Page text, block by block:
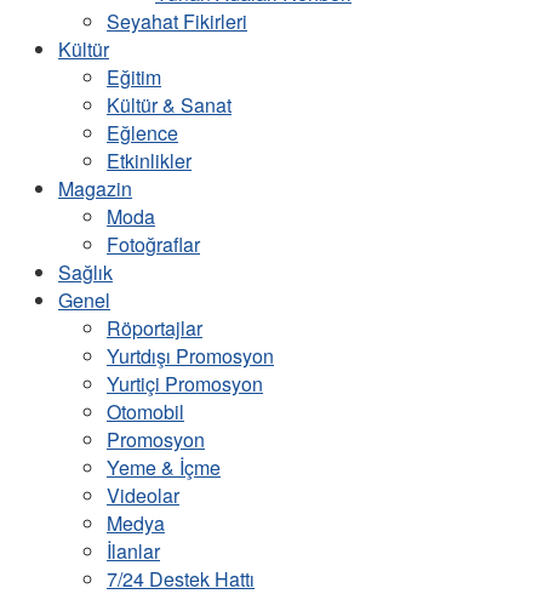
Seyahat Fikirleri
Kültür
Eğitim
Kültür & Sanat
Eğlence
Etkinlikler
Magazin
Moda
Fotoğraflar
Sağlık
Genel
Röportajlar
Yurtdışı Promosyon
Yurtiçi Promosyon
Otomobil
Promosyon
Yeme & İçme
Videolar
Medya
İlanlar
7/24 Destek Hattı